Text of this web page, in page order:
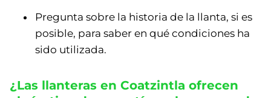
Pregunta sobre la historia de la llanta, si es
posible, para saber en qué condiciones ha
sido utilizada.
¿Las llanteras en Coatzintla ofrecen